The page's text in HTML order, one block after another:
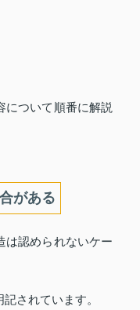
について順番に解説
がある
は認められないケー
されています。